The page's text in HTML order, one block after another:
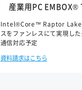
産業用PC
Intel®Core™ Raptor Lake
スをファンレスにて実現し
通信対応予定
資料請求はこちら